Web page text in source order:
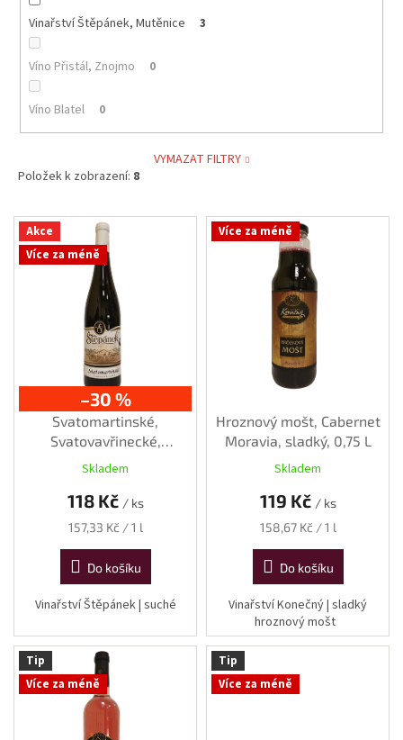
Vinařství Štěpánek, Mutěnice 3
Víno Přistál, Znojmo 0
Víno Blatel 0
VYMAZAT FILTRY
Položek k zobrazení: 8
V Akce
Více za méně
–30 %
Svatomartinské,
Svatovavřinecké,
moravské zemské, 2025,
Skladem
118 Kč / ks
Měrná
157,33 Kč / 1 l
Do košíku
Vinařství Štěpánek | suché
Více za méně
Hroznový mošt, Cabernet
Moravia, sladký, 0,75 L
Skladem
119 Kč / ks
Měrná
158,67 Kč / 1 l
Do košíku
Vinařství Konečný | sladký
hroznový mošt
Tip
Více za méně
Tip
Více za méně